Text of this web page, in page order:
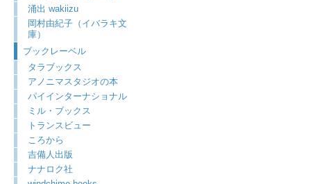
涌出 wakiizu
岡村由紀子（イバラキ文
庫）
ブックレーベル
タラブックス
アノニマスタジオの本
パイインターナショナル
ミル・ブックス
トランスビュー
ころから
吉備人出版
ナナロク社